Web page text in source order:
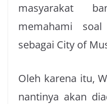
masyarakat
memahami
sebagai City of
Oleh karena itu,
nantinya akan